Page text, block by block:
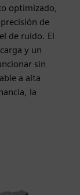
optimizado,
de
de ruido. El
y un
sin
a alta
la